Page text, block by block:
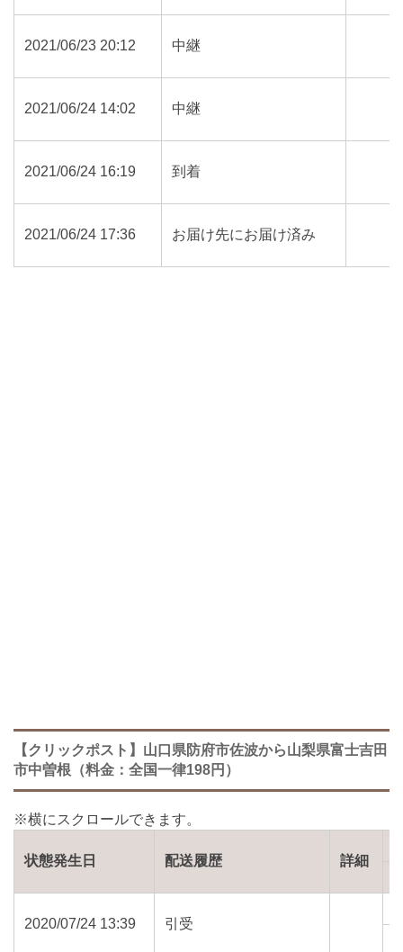
2021/06/23 20:12 中継
2021/06/24 14:02 中継
2021/06/24 16:19 到着
2021/06/24 17:36 お届け先にお届け済み
【クリックポスト】山口県防府市佐波から山梨県富士吉田
市中曽根（料金：全国一律198円）
状態発生日 配送履歴 詳細
2020/07/24 13:39 引受